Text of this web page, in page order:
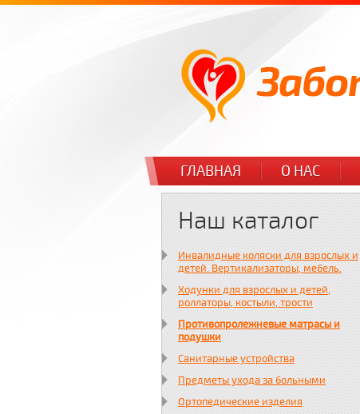
ГЛАВНАЯ О НАС
Наш каталог
Инвалидные коляски для взрослых и
детей. Вертикализаторы, мебель.
Ходунки для взрослых и детей,
роллаторы, костыли, трости
Противопролежневые матрасы и
подушки
Санитарные устройства
Предметы ухода за больными
Ортопедические изделия